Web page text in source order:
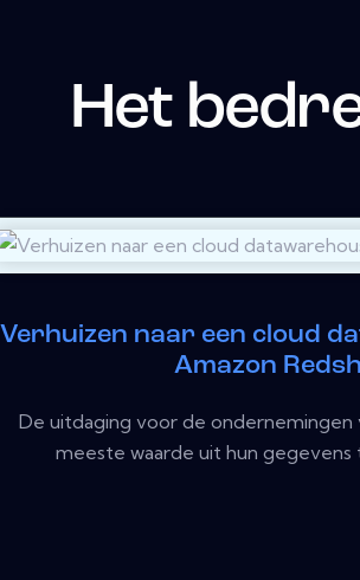
Het
Verhuizen naar een cloud
Amazon
De uitdaging voor de ondernemingen
meeste waarde uit hun gegevens